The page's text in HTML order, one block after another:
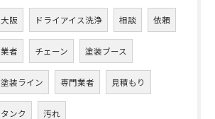
大阪 ドライアイス洗浄 相談 依頼
業者 チェーン 塗装ブース
塗装ライン 専門業者 見積もり
タンク 汚れ